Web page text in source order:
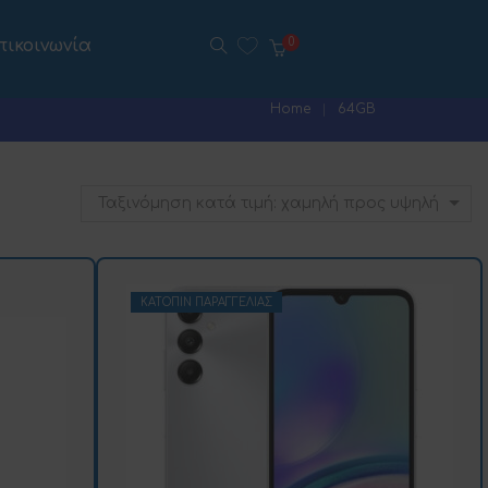
Home 64GB
Ταξινόμηση κατά τιμή: χαμηλή προς υψηλή
ΚΑΤΌΠΙΝ ΠΑΡΑΓΓΕΛΊΑΣ